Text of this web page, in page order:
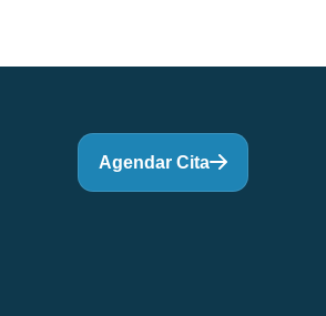
Agendar Cita